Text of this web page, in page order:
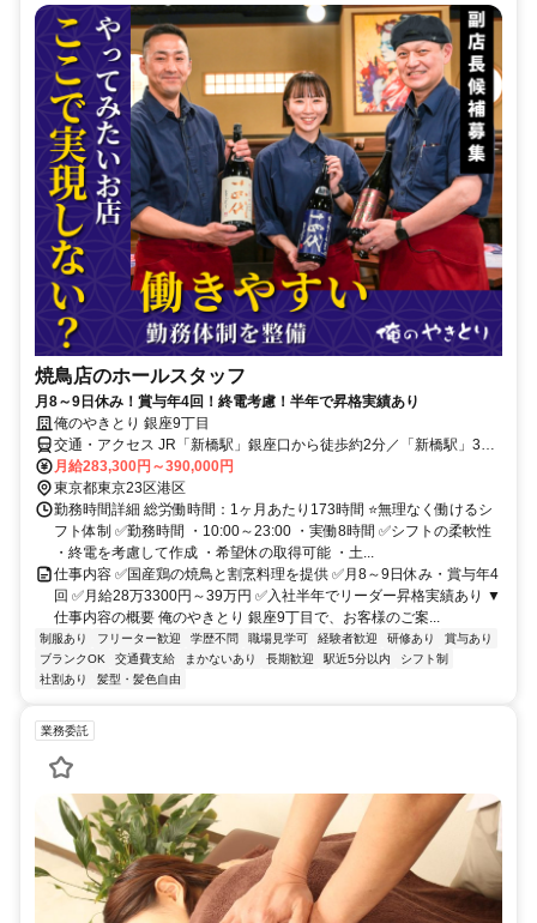
焼鳥店のホールスタッフ
月8～9日休み！賞与年4回！終電考慮！半年で昇格実績あり
俺のやきとり 銀座9丁目
交通・アクセス JR「新橋駅」銀座口から徒歩約2分／「新橋駅」3出
口から徒歩約1分
月給283,300円～390,000円
東京都東京23区港区
勤務時間詳細 総労働時間：1ヶ月あたり173時間 ⭐無理なく働けるシ
フト体制 ✅勤務時間 ・10:00～23:00 ・実働8時間 ✅シフトの柔軟性
・終電を考慮して作成 ・希望休の取得可能 ・土...
仕事内容 ✅国産鶏の焼鳥と割烹料理を提供 ✅月8～9日休み・賞与年4
回 ✅月給28万3300円～39万円 ✅入社半年でリーダー昇格実績あり ▼
仕事内容の概要 俺のやきとり 銀座9丁目で、お客様のご案...
制服あり フリーター歓迎 学歴不問 職場見学可 経験者歓迎 研修あり
賞与あり
ブランクOK
交通費支給 まかないあり 長期歓迎 駅近5分以内
シフト制
社割あり
髪型・髪色自由
業務委託